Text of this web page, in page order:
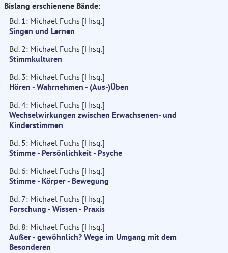
Bislang erschienene Bände:
Bd. 1: Michael Fuchs [Hrsg.]
Singen und Lernen
Bd. 2: Michael Fuchs [Hrsg.]
Stimmkulturen
Bd. 3: Michael Fuchs [Hrsg.]
Hören - Wahrnehmen - (Aus-)Üben
Bd. 4: Michael Fuchs [Hrsg.]
Wechselwirkungen zwischen Erwachsenen- und
Kinderstimmen
Bd. 5: Michael Fuchs [Hrsg.]
Stimme - Persönlichkeit - Psyche
Bd. 6: Michael Fuchs [Hrsg.]
Stimme - Körper - Bewegung
Bd. 7: Michael Fuchs [Hrsg.]
Forschung - Wissen - Praxis
Bd. 8: Michael Fuchs [Hrsg.]
Außer - gewöhnlich? Wege im Umgang mit dem
Besonderen